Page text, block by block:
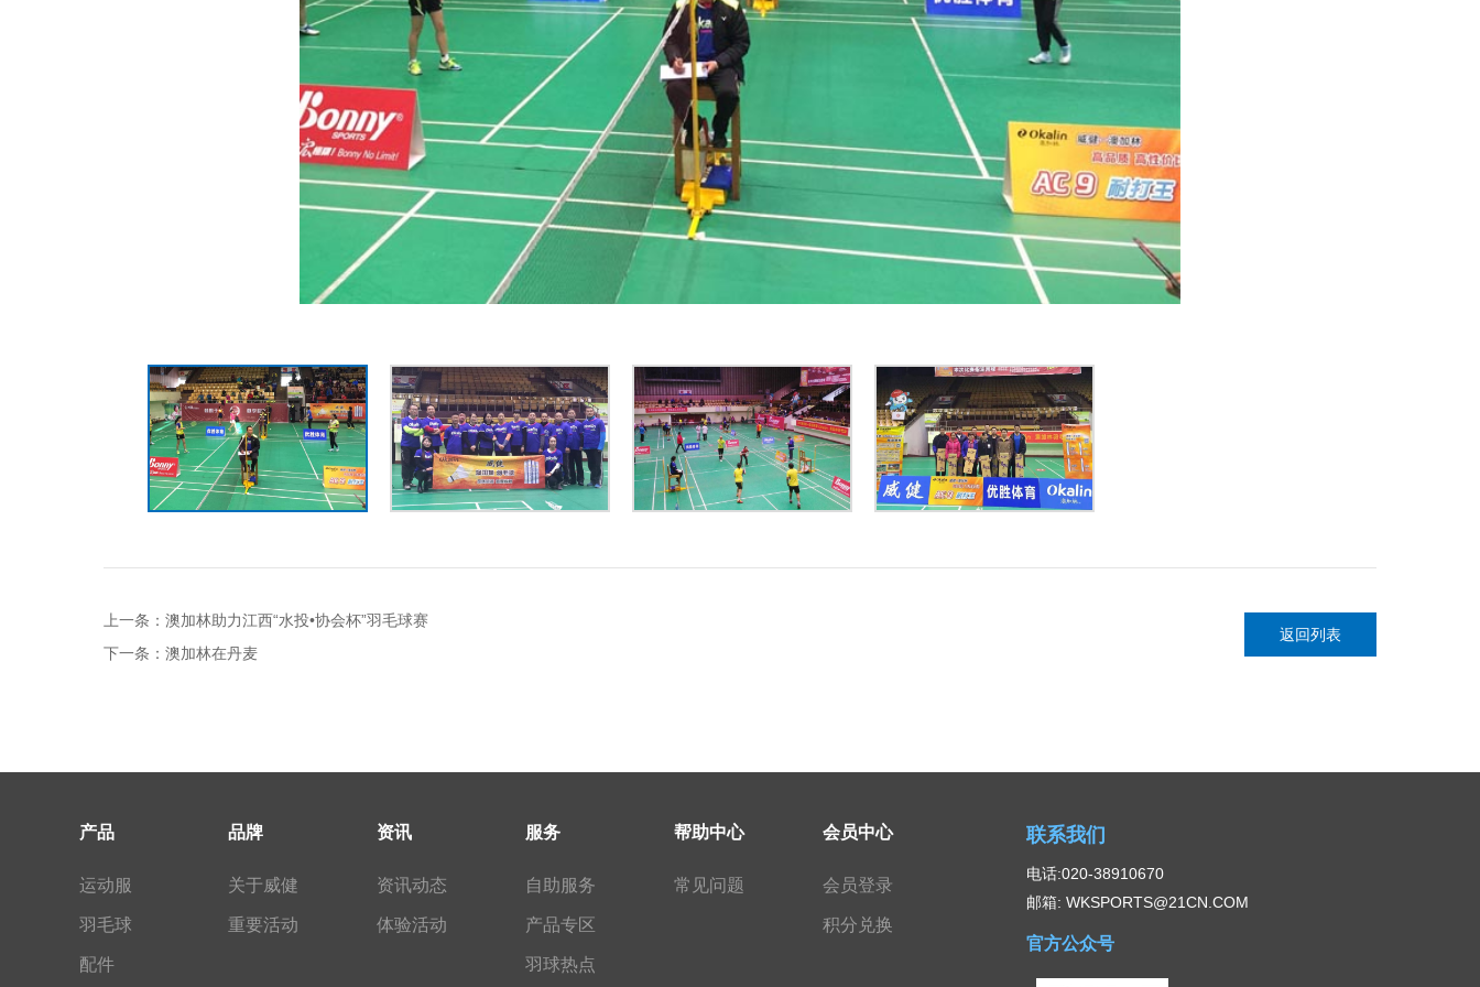
上一条：澳加林助力江西“水投•协会杯”羽毛球赛
下一条：澳加林在丹麦
返回列表
产品
运动服
羽毛球
配件
品牌
关于威健
重要活动
资讯
资讯动态
体验活动
服务
自助服务
产品专区
羽球热点
帮助中心
常见问题
会员中心
会员登录
积分兑换
联系我们
电话:020-38910670
邮箱: WKSPORTS@21CN.COM
官方公众号